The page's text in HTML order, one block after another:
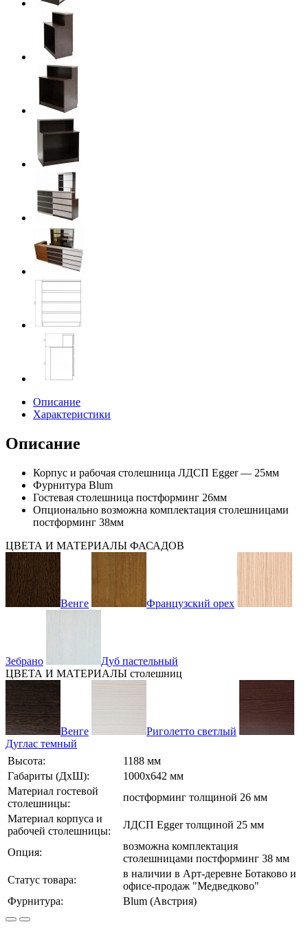
Описание
Характеристики
Описание
Корпус и рабочая столешница ЛДСП Egger — 25мм
Фурнитура Blum
Гостевая столешница постформинг 26мм
Опционально возможна комплектация столешницами
постформинг 38мм
ЦВЕТА И МАТЕРИАЛЫ ФАСАДОВ
Венге Французский орех
Зебрано
Дуб пастельный
ЦВЕТА И МАТЕРИАЛЫ столешниц
Венге
Риголетто светлый
Дуглас темный
Высота:
1188 мм
Габариты (ДхШ):
1000х642 мм
Материал гостевой
столешницы:
постформинг толщиной 26 мм
Материал корпуса и
рабочей столешницы:
ЛДСП Egger толщиной 25 мм
Опция:
возможна комплектация
столешницами постформинг 38 мм
Статус товара:
в наличии в Арт-деревне Ботаково и
офисе-продаж "Медведково"
Фурнитура:
Blum (Австрия)